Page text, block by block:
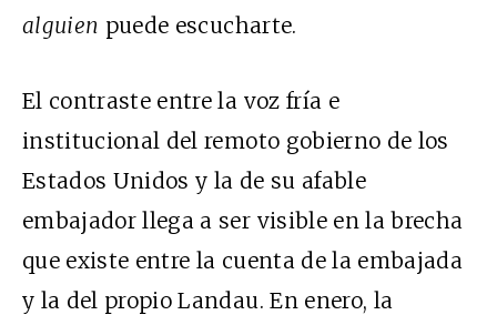
alguien puede escucharte.
El contraste entre la voz fría e
institucional del remoto gobierno de los
Estados Unidos y la de su afable
embajador llega a ser visible en la brecha
que existe entre la cuenta de la embajada
y la del propio Landau. En enero, la